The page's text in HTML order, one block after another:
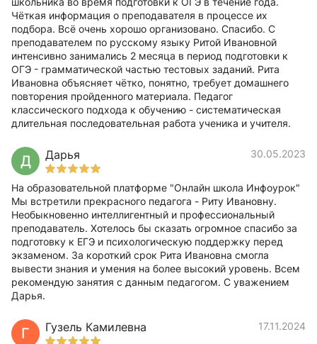
Чёткая информация о преподавателя в процессе их
подбора. Всё очень хорошо организовано. Спасибо. С
преподавателем по русскому языку Ритой Ивановной
интенсивно занимались 2 месяца в период подготовки к
ОГЭ - грамматической частью тестовых заданий. Рита
Ивановна объясняет чётко, понятно, требует домашнего
повторения пройденного материала. Педагог
классического подхода к обучению - систематическая
длительная последовательная работа ученика и учителя.
Д Дарья 30.05.2023
На образовательной платформе "Онлайн школа Инфоурок"
Мы встретили прекрасного педагога - Риту Ивановну.
Необыкновенно интеллигентный и профессиональный
преподаватель. Хотелось бы сказать огромное спасибо за
подготовку к ЕГЭ и психологическую поддержку перед
экзаменом. За короткий срок Рита Ивановна смогла
вывести знания и умения на более высокий уровень. Всем
рекомендую занятия с данным педагогом. С уважением
Дарья.
Г Гузель Камилевна 17.11.2024